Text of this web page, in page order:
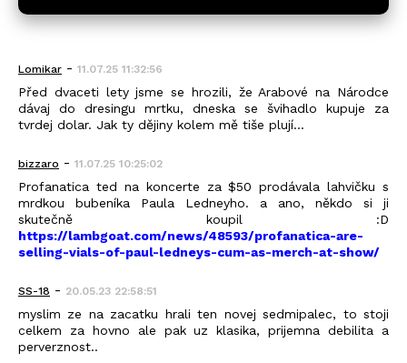
Lomikar - 11.07.25 11:32:56
Před dvaceti lety jsme se hrozili, že Arabové na Národce
dávaj do dresingu mrtku, dneska se švihadlo kupuje za
tvrdej dolar. Jak ty dějiny kolem mě tiše plují...
bizzaro - 11.07.25 10:25:02
Profanatica ted na koncerte za $50 prodávala lahvičku s
mrdkou bubeníka Paula Ledneyho. a ano, někdo si ji
skutečně koupil :D
https://lambgoat.com/news/48593/profanatica-are-
selling-vials-of-paul-ledneys-cum-as-merch-at-show/
SS-18 - 20.05.23 22:58:51
myslim ze na zacatku hrali ten novej sedmipalec, to stoji
celkem za hovno ale pak uz klasika, prijemna debilita a
perverznost..